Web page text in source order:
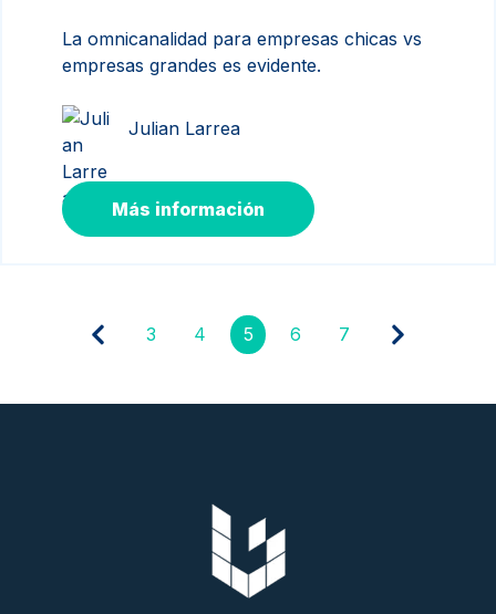
La omnicanalidad para empresas chicas vs
empresas grandes es evidente.
Julian Larrea
Más información
3 4 5 6 7